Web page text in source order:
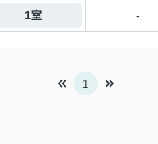
1室 -
1